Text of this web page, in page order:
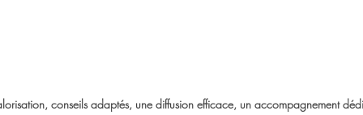
conseils adaptés, une diffusion efficace, un accompagnement